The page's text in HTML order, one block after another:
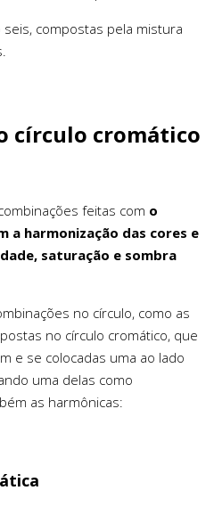
seis, compostas pela mistura
círculo cromático
feitas com o
a harmonização das cores e
saturação e sombra
no círculo, como as
no círculo cromático, que
e se colocadas uma ao lado
uma delas como
as harmônicas: